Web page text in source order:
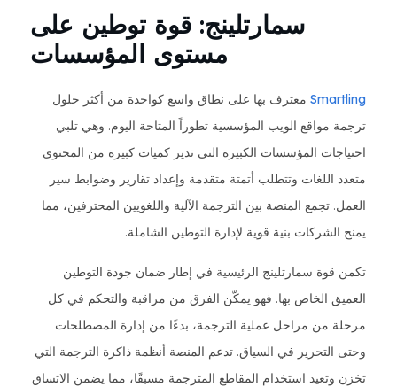
سمارتلينج: قوة توطين على
مستوى المؤسسات
Smartlingمعترف بها على نطاق واسع كواحدة من أكثر حلول
ترجمة مواقع الويب المؤسسية تطوراً المتاحة اليوم. وهي تلبي
احتياجات المؤسسات الكبيرة التي تدير كميات كبيرة من المحتوى
متعدد اللغات وتتطلب أتمتة متقدمة وإعداد تقارير وضوابط سير
العمل. تجمع المنصة بين الترجمة الآلية واللغويين المحترفين، مما
يمنح الشركات بنية قوية لإدارة التوطين الشاملة.
تكمن قوة سمارتلينج الرئيسية في إطار ضمان جودة التوطين
العميق الخاص بها. فهو يمكّن الفرق من مراقبة والتحكم في كل
مرحلة من مراحل عملية الترجمة، بدءًا من إدارة المصطلحات
وحتى التحرير في السياق. تدعم المنصة أنظمة ذاكرة الترجمة التي
تخزن وتعيد استخدام المقاطع المترجمة مسبقًا، مما يضمن الاتساق